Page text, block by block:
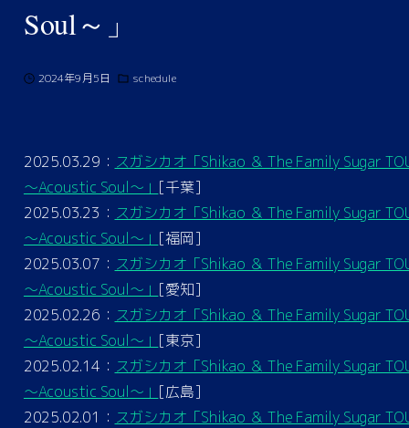
Soul～」
2024年9月5日 schedule
2025.03.29： スガシカオ「Shikao ＆ The Family Sugar
～Acoustic Soul～」 [千葉]
2025.03.23： スガシカオ「Shikao ＆ The Family Sugar
～Acoustic Soul～」 [福岡]
2025.03.07： スガシカオ「Shikao ＆ The Family Sugar
～Acoustic Soul～」 [愛知]
2025.02.26： スガシカオ「Shikao ＆ The Family Sugar
～Acoustic Soul～」 [東京]
2025.02.14： スガシカオ「Shikao ＆ The Family Sugar
～Acoustic Soul～」 [広島]
2025.02.01： スガシカオ「Shikao ＆ The Family Sugar